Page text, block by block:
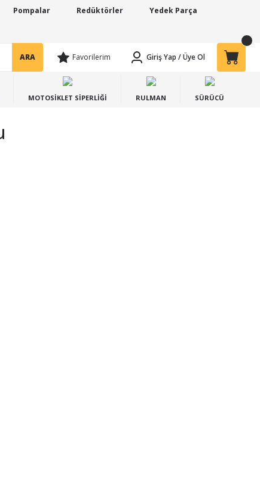
Pompalar Redüktörler Yedek Parça
ARA Favorilerim Giriş Yap /Üye Ol
MOTOSİKLET SİPERLİĞİ RULMAN SÜRÜCÜ